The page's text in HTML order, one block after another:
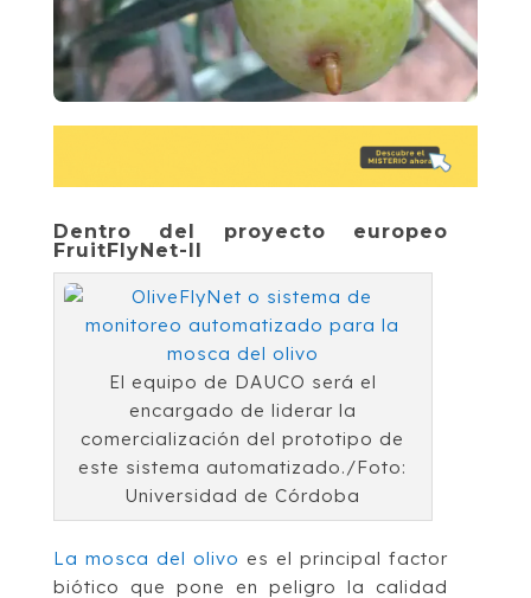
Dentro del proyecto europeo
FruitFlyNet-II
El equipo de DAUCO será el
encargado de liderar la
comercialización del prototipo de
este sistema automatizado./Foto:
Universidad de Córdoba
La mosca del olivo es el principal factor
biótico que pone en peligro la calidad